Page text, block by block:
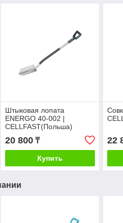
Штыковая лопата
ENERGO 40-002 |
CELLFAST(Польша)
20 800₸
Купить
22